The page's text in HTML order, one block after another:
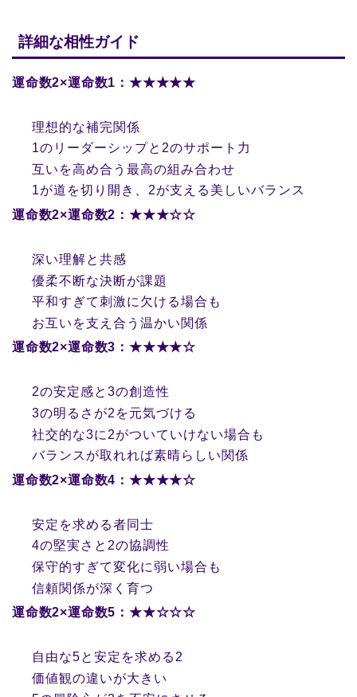
詳細な相性ガイド
運命数2×運命数1：★★★★★
理想的な補完関係
1のリーダーシップと2のサポート力
互いを高め合う最高の組み合わせ
1が道を切り開き、2が支える美しいバランス
運命数2×運命数2：★★★☆☆
深い理解と共感
優柔不断な決断が課題
平和すぎて刺激に欠ける場合も
お互いを支え合う温かい関係
運命数2×運命数3：★★★★☆
2の安定感と3の創造性
3の明るさが2を元気づける
社交的な3に2がついていけない場合も
バランスが取れれば素晴らしい関係
運命数2×運命数4：★★★★☆
安定を求める者同士
4の堅実さと2の協調性
保守的すぎて変化に弱い場合も
信頼関係が深く育つ
運命数2×運命数5：★★☆☆☆
自由な5と安定を求める2
価値観の違いが大きい